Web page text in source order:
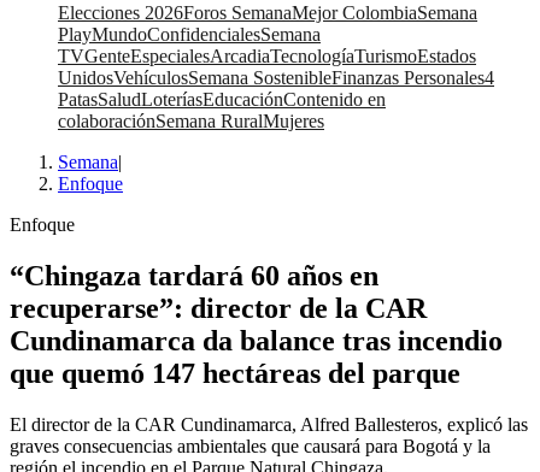
Elecciones 2026Foros SemanaMejor ColombiaSemana
PlayMundoConfidencialesSemana
TVGenteEspecialesArcadiaTecnologíaTurismoEstados
UnidosVehículosSemana SostenibleFinanzas Personales4
PatasSaludLoteríasEducaciónContenido en
colaboraciónSemana RuralMujeres
Semana|
Enfoque
Enfoque
“Chingaza tardará 60 años en
recuperarse”: director de la CAR
Cundinamarca da balance tras incendio
que quemó 147 hectáreas del parque
El director de la CAR Cundinamarca, Alfred Ballesteros, explicó las
graves consecuencias ambientales que causará para Bogotá y la
región el incendio en el Parque Natural Chingaza.